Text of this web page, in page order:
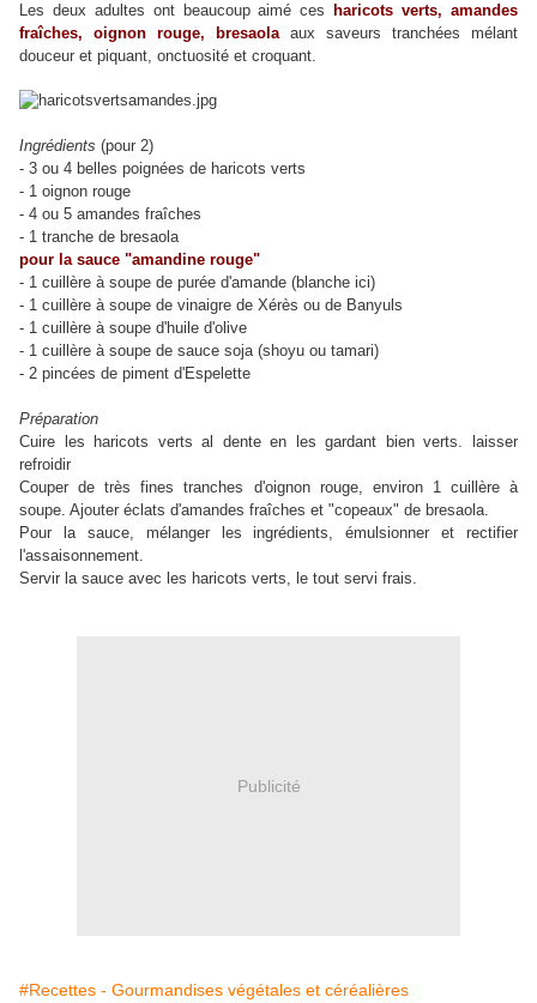
Les deux adultes ont beaucoup aimé ces
haricots verts, amandes
fraîches, oignon rouge, bresaolaaux saveurs tranchées mélant
douceur et piquant, onctuosité et croquant.
Ingrédients (pour 2)
- 3 ou 4 belles poignées de haricots verts
- 1 oignon rouge
- 4 ou 5 amandes fraîches
- 1 tranche de bresaola
pour la sauce "amandine rouge"
- 1 cuillère à soupe de purée d'amande (blanche ici)
- 1 cuillère à soupe de vinaigre de Xérès ou de Banyuls
- 1 cuillère à soupe d'huile d'olive
- 1 cuillère à soupe de sauce soja (shoyu ou tamari)
- 2 pincées de piment d'Espelette
Préparation
Cuire les haricots verts al dente en les gardant bien verts. laisser
refroidir
Couper de très fines tranches d'oignon rouge, environ 1 cuillère à
soupe. Ajouter éclats d'amandes fraîches et "copeaux" de bresaola.
Pour la sauce, mélanger les ingrédients, émulsionner et rectifier
l'assaisonnement.
Servir la sauce avec les haricots verts, le tout servi frais.
Publicité
#Recettes - Gourmandises végétales et céréalières